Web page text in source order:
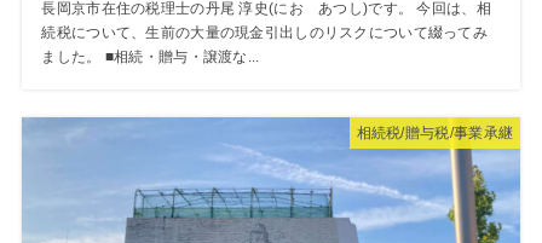
長岡京市在住の税理士の丹尾 淳史(にお あつし)です。 今回は、相
続税について、生前の大量の現金引出しのリスクについて綴ってみ
ました。 ■相続・贈与・譲渡な...
相続税/贈与税/事業承継